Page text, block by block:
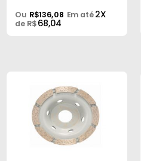
Ou R$136,08 Em até2X
de R$68,04